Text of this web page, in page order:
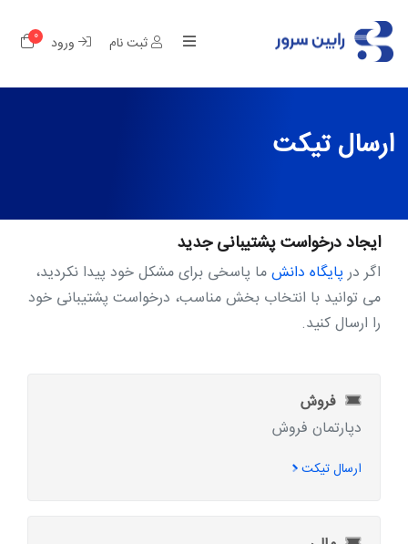
ثبت نام ورود 0
ارسال تیکت
ایجاد درخواست پشتیبانی جدید
اگر درپایگاه دانشما پاسخی برای مشکل خود پیدا نکردید،
می توانید با انتخاب بخش مناسب، درخواست پشتیبانی خود
را ارسال کنید.
فروش
دپارتمان فروش
ارسال تیکت